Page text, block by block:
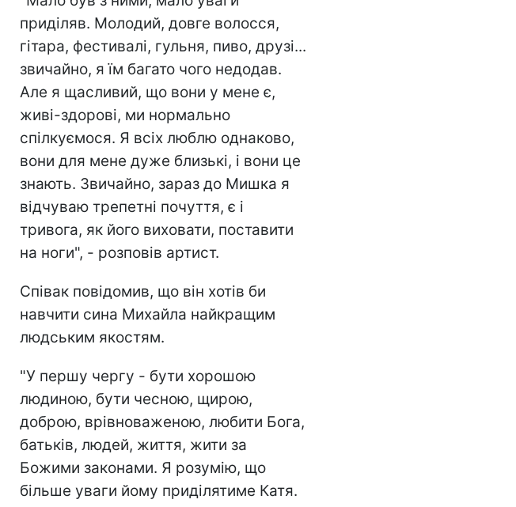
приділяв. Молодий, довге волосся,
гітара, фестивалі, гульня, пиво, друзі...
звичайно, я їм багато чого недодав.
Але я щасливий, що вони у мене є,
живі-здорові, ми нормально
спілкуємося. Я всіх люблю однаково,
вони для мене дуже близькі, і вони це
знають. Звичайно, зараз до Мишка я
відчуваю трепетні почуття, є і
тривога, як його виховати, поставити
на ноги", - розповів артист.
Співак повідомив, що він хотів би
навчити сина Михайла найкращим
людським якостям.
"У першу чергу - бути хорошою
людиною, бути чесною, щирою,
доброю, врівноваженою, любити Бога,
батьків, людей, життя, жити за
Божими законами. Я розумію, що
більше уваги йому приділятиме Катя.